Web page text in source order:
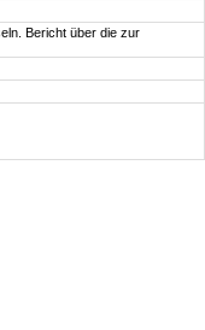
Bericht über die zur